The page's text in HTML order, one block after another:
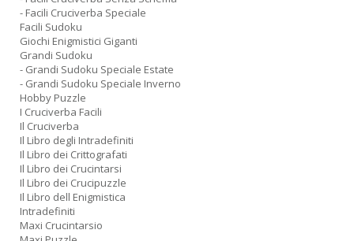
- Facili Cruciverba Speciale
Facili Sudoku
Giochi Enigmistici Giganti
Grandi Sudoku
- Grandi Sudoku Speciale Estate
- Grandi Sudoku Speciale Inverno
Hobby Puzzle
I Cruciverba Facili
Il Cruciverba
Il Libro degli Intradefiniti
Il Libro dei Crittografati
Il Libro dei Crucintarsi
Il Libro dei Crucipuzzle
Il Libro dell Enigmistica
Intradefiniti
Maxi Crucintarsio